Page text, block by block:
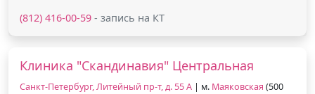
(812) 416-00-59 - запись на КТ
Клиника "Скандинавия" Центральная
Санкт-Петербург, Литейный пр-т, д. 55 А | м. Маяковская (500